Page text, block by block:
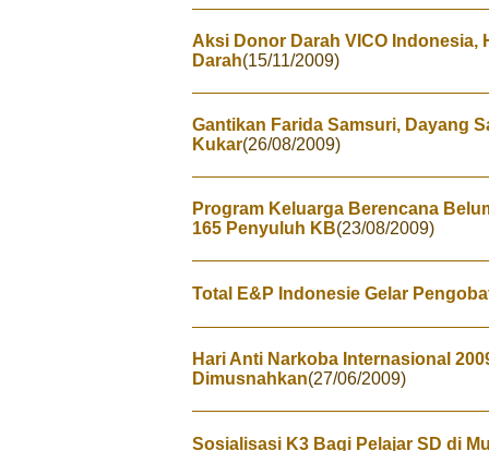
Aksi Donor Darah VICO Indonesia,
Darah(15/11/2009)
Gantikan Farida Samsuri, Dayang
Kukar(26/08/2009)
Program Keluarga Berencana
165 Penyuluh KB(23/08/2009)
Total E&P Indonesie Gelar
Hari Anti Narkoba Internasional
Dimusnahkan(27/06/2009)
Sosialisasi K3 Bagi Pelajar SD di